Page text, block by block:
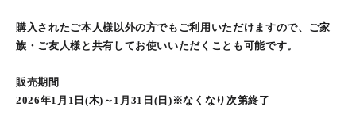
購入されたご本人様以外の方でもご利用いただけますので、ご家
族・ご友人様と共有してお使いいただくことも可能です。
販売期間
2026年1月1日(木)～1月31日(日)※なくなり次第終了